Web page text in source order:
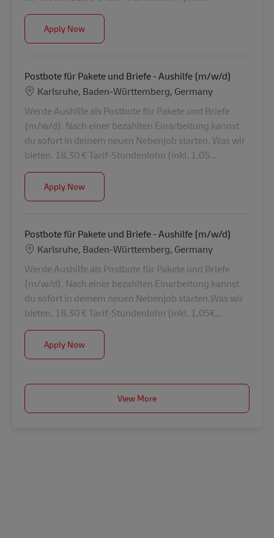
Apply NowPostbote für Pakete und Briefe als Aushilfe (m/w/
Postbote für Pakete und Briefe - Aushilfe (m/w/d)
Location
Karlsruhe, Baden-Württemberg, Germany
Werde Aushilfe als Postbote für Pakete und Briefe
(m/w/d). Nach einer bezahlten Einarbeitung kannst
du sofort in deinem neuen Nebenjob starten. Was wir
bieten. 18,30 € Tarif-Stundenlohn (inkl. 1,05...
Apply NowPostbote für Pakete und Briefe - Aushilfe (m/w/d)
Postbote für Pakete und Briefe - Aushilfe (m/w/d)
Location
Karlsruhe, Baden-Württemberg, Germany
Werde Aushilfe als Postbote für Pakete und Briefe
(m/w/d). Nach einer bezahlten Einarbeitung kannst
du sofort in deinem neuen Nebenjob starten.Was wir
bieten. 18,30 € Tarif-Stundenlohn (inkl. 1,05€...
Apply NowPostbote für Pakete und Briefe - Aushilfe (m/w/d)
View More